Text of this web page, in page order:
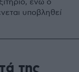
ενώ ο
υποβληθεί